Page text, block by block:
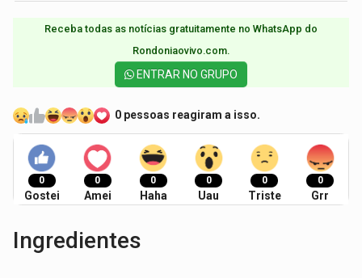
Receba todas as notícias gratuitamente no WhatsApp do
Rondoniaovivo.com.​
ENTRAR NO GRUPO
0 pessoas reagiram a isso.
0
Gostei
0
Amei
0
Haha
0
Uau
0
Triste
0
Grr
Ingredientes